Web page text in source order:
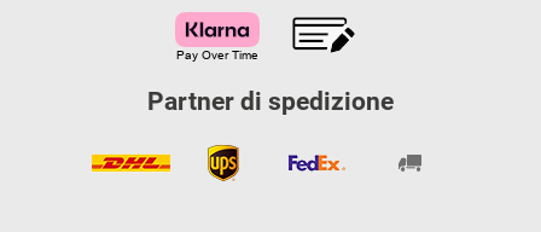
Partner di spedizione